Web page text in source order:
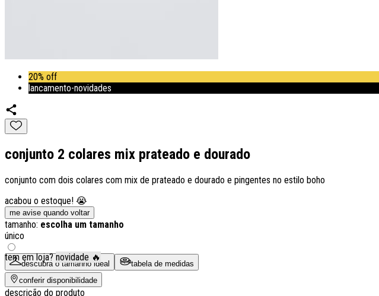
20% off
lancamento-novidades
conjunto 2 colares mix prateado e dourado
conjunto com dois colares com mix de prateado e dourado e pingentes no estilo boho
acabou o estoque! 😭
me avise quando voltar
tamanho: escolha um tamanho
único
descubra o tamanho ideal tabela de medidas
tem em loja? novidade 🔥
conferir disponibilidade
descrição do produto